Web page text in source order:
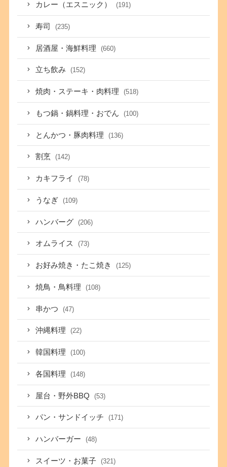
カレー（エスニック） (191)
寿司 (235)
居酒屋・海鮮料理 (660)
立ち飲み (152)
焼肉・ステーキ・肉料理 (518)
もつ鍋・鍋料理・おでん (100)
とんかつ・豚肉料理 (136)
割烹 (142)
カキフライ (78)
うなぎ (109)
ハンバーグ (206)
オムライス (73)
お好み焼き・たこ焼き (125)
焼鳥・鳥料理 (108)
串かつ (47)
沖縄料理 (22)
韓国料理 (100)
各国料理 (148)
屋台・野外BBQ (53)
パン・サンドイッチ (171)
ハンバーガー (48)
スイーツ・お菓子 (321)